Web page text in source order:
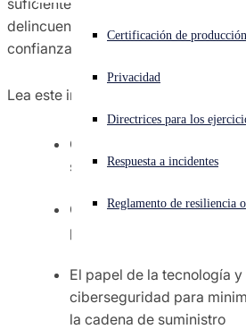
¿Está sufriendo un ciberataque? Obtenga
Iniciar sesión
Open search
Open language switcher
Certificación de
Privacidad
Directrices para los
Respuesta a incidentes
Reglamento de resiliencia
delincuentes a través del ataque a
confianza.
Lea este informe para conocer:
Cómo funcionan los
suministro
Cinco directrices para las
para protegerse de ellos
El papel de la tecnología
ciberseguridad para
la cadena de suministro